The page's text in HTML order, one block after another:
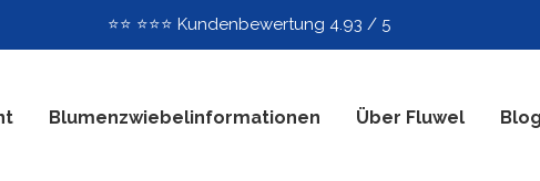
⭐️⭐️ ⭐️⭐️⭐️ Kundenbewertung 4.93 / 5
Blumenzwiebelinformationen Über Fluwel Blog